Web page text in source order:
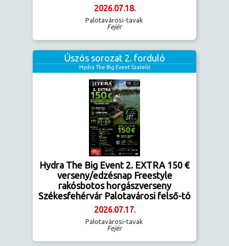
2026.07.18.
Palotavárosi-tavak
Fejér
Úszós sorozat 2. forduló
Hydra The Big Event Szatelit
Hydra The Big Event 2. EXTRA 150 €
verseny/edzésnap Freestyle
rakósbotos horgászverseny
Székesfehérvár Palotavárosi felső-tó
2026.07.17.
Palotavárosi-tavak
Fejér